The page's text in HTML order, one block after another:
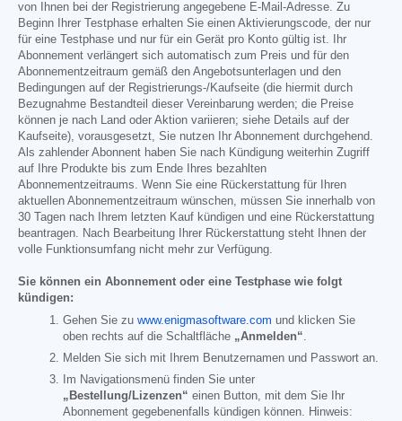
von Ihnen bei der Registrierung angegebene E-Mail-Adresse. Zu
Beginn Ihrer Testphase erhalten Sie einen Aktivierungscode, der nur
für eine Testphase und nur für ein Gerät pro Konto gültig ist. Ihr
Abonnement verlängert sich automatisch zum Preis und für den
Abonnementzeitraum gemäß den Angebotsunterlagen und den
Bedingungen auf der Registrierungs-/Kaufseite (die hiermit durch
Bezugnahme Bestandteil dieser Vereinbarung werden; die Preise
können je nach Land oder Aktion variieren; siehe Details auf der
Kaufseite), vorausgesetzt, Sie nutzen Ihr Abonnement durchgehend.
Als zahlender Abonnent haben Sie nach Kündigung weiterhin Zugriff
auf Ihre Produkte bis zum Ende Ihres bezahlten
Abonnementzeitraums. Wenn Sie eine Rückerstattung für Ihren
aktuellen Abonnementzeitraum wünschen, müssen Sie innerhalb von
30 Tagen nach Ihrem letzten Kauf kündigen und eine Rückerstattung
beantragen. Nach Bearbeitung Ihrer Rückerstattung steht Ihnen der
volle Funktionsumfang nicht mehr zur Verfügung.
Sie können ein Abonnement oder eine Testphase wie folgt
kündigen:
Gehen Sie zu www.enigmasoftware.com und klicken Sie
oben rechts auf die Schaltfläche „Anmelden“
Melden Sie sich mit Ihrem Benutzernamen und Passwort an.
Im Navigationsmenü finden Sie unter
„Bestellung/Lizenzen“ einen Button, mit dem Sie Ihr
Abonnement gegebenenfalls kündigen können. Hinweis: